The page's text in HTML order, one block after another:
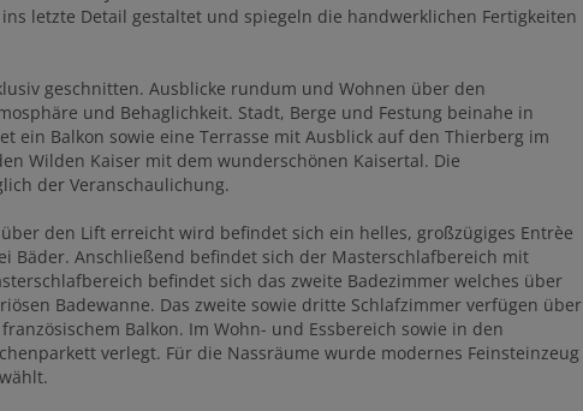
letzte Detail gestaltet und spiegeln die handwerklichen Fertigkeiten
geschnitten. Ausblicke rundum und Wohnen über den
und Behaglichkeit. Stadt, Berge und Festung beinahe in
ein Balkon sowie eine Terrasse mit Ausblick auf den Thierberg im
Wilden Kaiser mit dem wunderschönen Kaisertal. Die
der Veranschaulichung.
den Lift erreicht wird befindet sich ein helles, großzügiges Entrèe
Bäder. Anschließend befindet sich der Masterschlafbereich mit
befindet sich das zweite Badezimmer welches über
Badewanne. Das zweite sowie dritte Schlafzimmer verfügen über
Balkon. Im Wohn- und Essbereich sowie in den
verlegt. Für die Nassräume wurde modernes Feinsteinzeug